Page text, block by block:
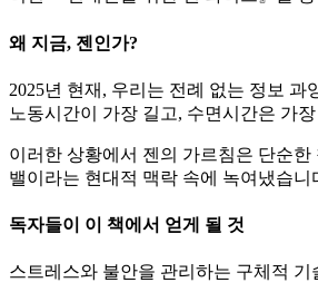
왜 지금, 젠인가?
2025년 현재, 우리는 전례 없는 정보
노동시간이 가장 길고, 수면시간은 가
이러한 상황에서 젠의 가르침은 단순
밸이라는 현대적 맥락 속에 녹여냈습니
독자들이 이 책에서 얻게 될 것
스트레스와 불안을 관리하는 구체적 기